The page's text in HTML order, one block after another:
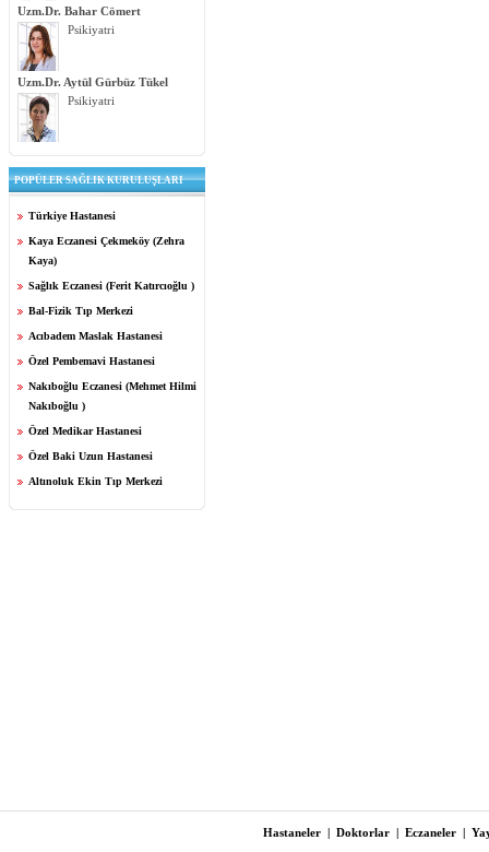
Uzm.Dr. Bahar Cömert
Psikiyatri
Uzm.Dr. Aytül Gürbüz Tükel
Psikiyatri
POPÜLER SAĞLIK KURULUŞLARI
Türkiye Hastanesi
Kaya Eczanesi Çekmeköy (Zehra
Kaya)
Sağlık Eczanesi (Ferit Katırcıoğlu )
Bal-Fizik Tıp Merkezi
Acıbadem Maslak Hastanesi
Özel Pembemavi Hastanesi
Nakıboğlu Eczanesi (Mehmet Hilmi
Nakıboğlu )
Özel Medikar Hastanesi
Özel Baki Uzun Hastanesi
Altınoluk Ekin Tıp Merkezi
Hastaneler | Doktorlar | Eczaneler |